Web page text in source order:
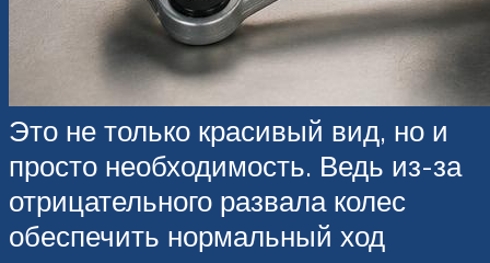
Это не только красивый вид, но и
просто необходимость. Ведь из-за
отрицательного развала колес
обеспечить нормальный ход